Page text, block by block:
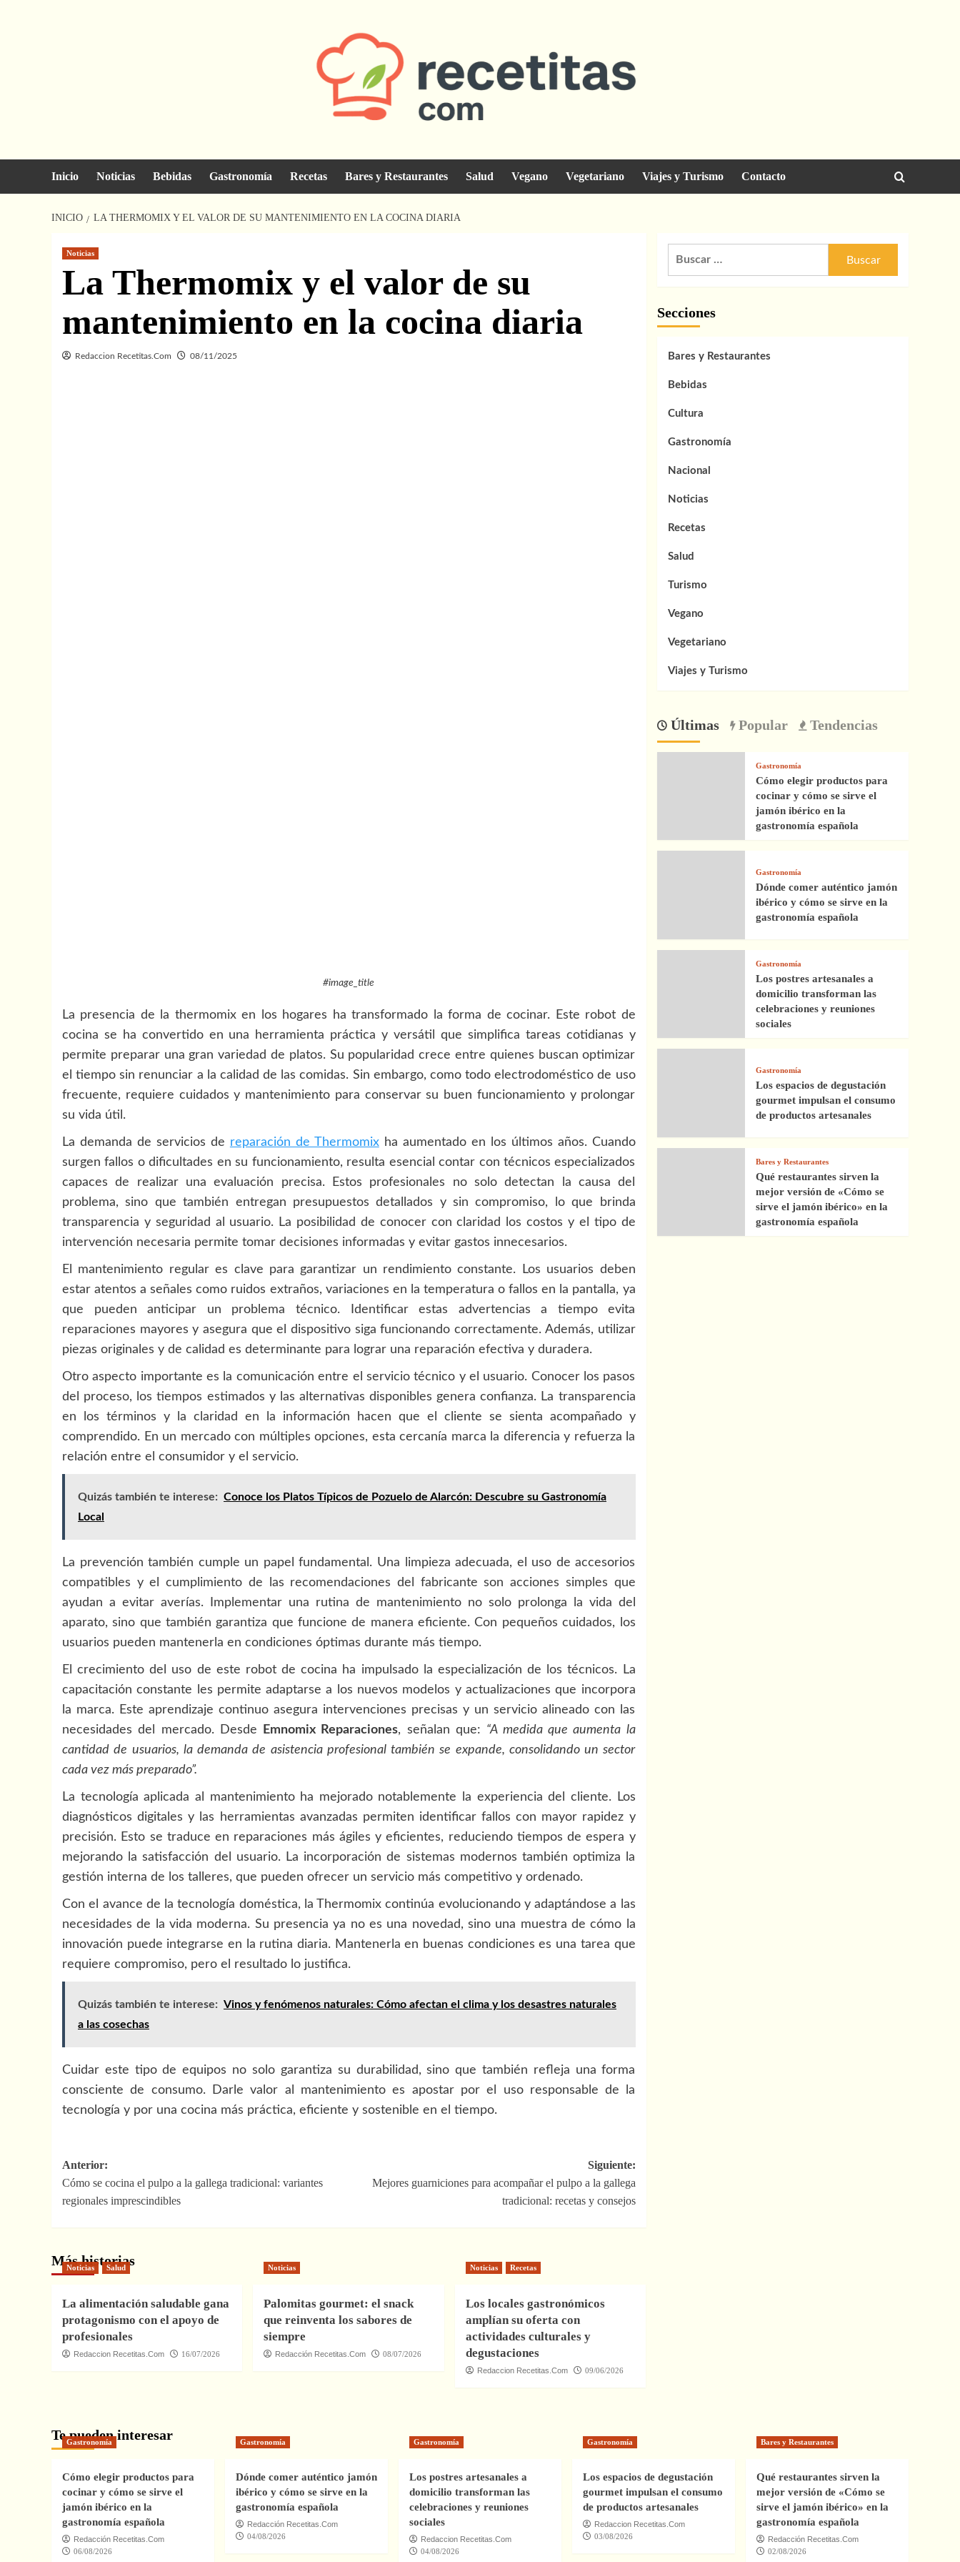
Inicio Noticias Bebidas Gastronomía Recetas Bares y Restaurantes Salud Vegano Vegetariano Viajes y Turismo Contacto
INICIO LA THERMOMIX Y EL VALOR DE SU MANTENIMIENTO EN LA COCINA DIARIA
Noticias
La Thermomix y el valor de su
mantenimiento en la cocina diaria
Redaccion Recetitas.Com 08/11/2025
#image_title
La presencia de la thermomix en los hogares ha transformado la forma de cocinar. Este robot de
cocina se ha convertido en una herramienta práctica y versátil que simplifica tareas cotidianas y
permite preparar una gran variedad de platos. Su popularidad crece entre quienes buscan optimizar
el tiempo sin renunciar a la calidad de las comidas. Sin embargo, como todo electrodoméstico de uso
frecuente, requiere cuidados y mantenimiento para conservar su buen funcionamiento y prolongar
su vida útil.
La demanda de servicios de reparación de Thermomixha aumentado en los últimos años. Cuando
surgen fallos o dificultades en su funcionamiento, resulta esencial contar con técnicos especializados
capaces de realizar una evaluación precisa. Estos profesionales no solo detectan la causa del
problema, sino que también entregan presupuestos detallados y sin compromiso, lo que brinda
transparencia y seguridad al usuario. La posibilidad de conocer con claridad los costos y el tipo de
intervención necesaria permite tomar decisiones informadas y evitar gastos innecesarios.
El mantenimiento regular es clave para garantizar un rendimiento constante. Los usuarios deben
estar atentos a señales como ruidos extraños, variaciones en la temperatura o fallos en la pantalla, ya
que pueden anticipar un problema técnico. Identificar estas advertencias a tiempo evita
reparaciones mayores y asegura que el dispositivo siga funcionando correctamente. Además, utilizar
piezas originales y de calidad es determinante para lograr una reparación efectiva y duradera.
Otro aspecto importante es la comunicación entre el servicio técnico y el usuario. Conocer los pasos
del proceso, los tiempos estimados y las alternativas disponibles genera confianza. La transparencia
en los términos y la claridad en la información hacen que el cliente se sienta acompañado y
comprendido. En un mercado con múltiples opciones, esta cercanía marca la diferencia y refuerza la
relación entre el consumidor y el servicio.
Quizás también te interese: Conoce los Platos Típicos de Pozuelo de Alarcón: Descubre su Gastronomía
Local
La prevención también cumple un papel fundamental. Una limpieza adecuada, el uso de accesorios
compatibles y el cumplimiento de las recomendaciones del fabricante son acciones simples que
ayudan a evitar averías. Implementar una rutina de mantenimiento no solo prolonga la vida del
aparato, sino que también garantiza que funcione de manera eficiente. Con pequeños cuidados, los
usuarios pueden mantenerla en condiciones óptimas durante más tiempo.
El crecimiento del uso de este robot de cocina ha impulsado la especialización de los técnicos. La
capacitación constante les permite adaptarse a los nuevos modelos y actualizaciones que incorpora
la marca. Este aprendizaje continuo asegura intervenciones precisas y un servicio alineado con las
necesidades del mercado. Desde
Emnomix Reparaciones, señalan que: “A medida que aumenta la
cantidad de usuarios, la demanda de asistencia profesional también se expande, consolidando un sector
cada vez más preparado”.
La tecnología aplicada al mantenimiento ha mejorado notablemente la experiencia del cliente. Los
diagnósticos digitales y las herramientas avanzadas permiten identificar fallos con mayor rapidez y
precisión. Esto se traduce en reparaciones más ágiles y eficientes, reduciendo tiempos de espera y
mejorando la satisfacción del usuario. La incorporación de sistemas modernos también optimiza la
gestión interna de los talleres, que pueden ofrecer un servicio más competitivo y ordenado.
Con el avance de la tecnología doméstica, la Thermomix continúa evolucionando y adaptándose a las
necesidades de la vida moderna. Su presencia ya no es una novedad, sino una muestra de cómo la
innovación puede integrarse en la rutina diaria. Mantenerla en buenas condiciones es una tarea que
requiere compromiso, pero el resultado lo justifica.
Quizás también te interese: Vinos y fenómenos naturales: Cómo afectan el clima y los desastres naturales
a las cosechas
Cuidar este tipo de equipos no solo garantiza su durabilidad, sino que también refleja una forma
consciente de consumo. Darle valor al mantenimiento es apostar por el uso responsable de la
tecnología y por una cocina más práctica, eficiente y sostenible en el tiempo.
Navegación
de
entradas
Anterior:
Cómo se cocina el pulpo a la gallega tradicional: variantes
regionales imprescindibles
Siguiente:
Mejores guarniciones para acompañar el pulpo a la gallega
tradicional: recetas y consejos
Más historias
Noticias Salud
La alimentación saludable gana
protagonismo con el apoyo de
profesionales
Redaccion Recetitas.Com 16/07/2026
Noticias
Palomitas gourmet: el snack
que reinventa los sabores de
siempre
Redacción Recetitas.Com 08/07/2026
Noticias Recetas
Los locales gastronómicos
amplían su oferta con
actividades culturales y
degustaciones
Redaccion Recetitas.Com 09/06/2026
Secciones
Bares y Restaurantes
Bebidas
Cultura
Gastronomía
Nacional
Noticias
Recetas
Salud
Turismo
Vegano
Vegetariano
Viajes y Turismo
Últimas Popular Tendencias
Gastronomía
Cómo elegir productos para
cocinar y cómo se sirve el
jamón ibérico en la
gastronomía española
Gastronomía
Dónde comer auténtico jamón
ibérico y cómo se sirve en la
gastronomía española
Gastronomía
Los postres artesanales a
domicilio transforman las
celebraciones y reuniones
sociales
Gastronomía
Los espacios de degustación
gourmet impulsan el consumo
de productos artesanales
Bares y Restaurantes
Qué restaurantes sirven la
mejor versión de «Cómo se
sirve el jamón ibérico» en la
gastronomía española
Te pueden interesar
Gastronomía
Cómo elegir productos para
cocinar y cómo se sirve el
jamón ibérico en la
gastronomía española
Redacción Recetitas.Com
06/08/2026
Gastronomía
Dónde comer auténtico jamón
ibérico y cómo se sirve en la
gastronomía española
Redacción Recetitas.Com
04/08/2026
Gastronomía
Los postres artesanales a
domicilio transforman las
celebraciones y reuniones
sociales
Redaccion Recetitas.Com
04/08/2026
Gastronomía
Los espacios de degustación
gourmet impulsan el consumo
de productos artesanales
Redaccion Recetitas.Com
03/08/2026
Bares y Restaurantes
Qué restaurantes sirven la
mejor versión de «Cómo se
sirve el jamón ibérico» en la
gastronomía española
Redacción Recetitas.Com
02/08/2026